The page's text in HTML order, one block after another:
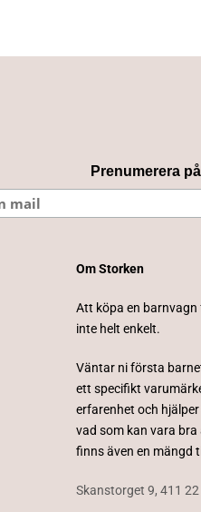
Prenumerera
Om Storken
Att köpa en
inte helt enkelt.
Väntar ni första
ett specifikt
erfarenhet och
vad som kan vara
finns även en mängd
Skanstorget 9, 411